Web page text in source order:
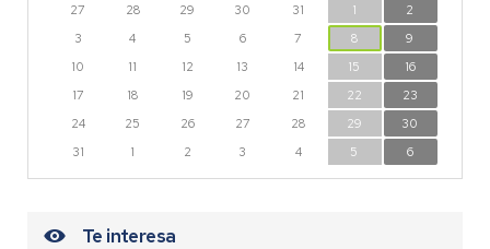
27
28 29 30 31 1
2
3
4 5 6 7 8
9
10
11 12 13 14 15
16
17
18 19 20 21 22
23
24
25 26 27 28 29
30
31
1 2 3 4 5 6
Te interesa